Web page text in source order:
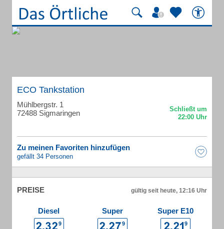
ECO Tankstation
Mühlbergstr. 1
72488 Sigmaringen
Zu meinen Favoriten hinzufügen
gefällt 34 Personen
PREISE gültig seit heute, 12:16 Uhr
Diesel Super Super E10